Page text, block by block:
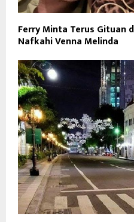
Ferry Minta Terus Gituan
Nafkahi Venna Melinda